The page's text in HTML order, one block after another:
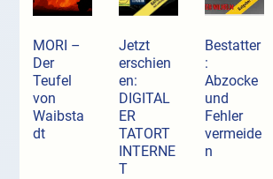
MORI –
Der
Teufel
von
Waibsta
dt
Jetzt
erschien
en:
DIGITAL
ER
TATORT
INTERNE
T
Bestatter
:
Abzocke
und
Fehler
vermeide
n